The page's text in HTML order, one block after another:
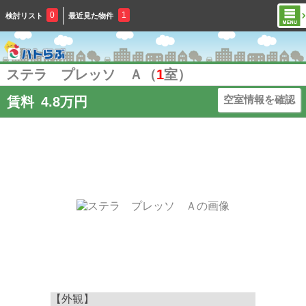
検討リスト 0 最近見た物件 1
ステラ プレッソ Ａ（1室）
賃料 4.8万円 空室情報を確認
【外観】